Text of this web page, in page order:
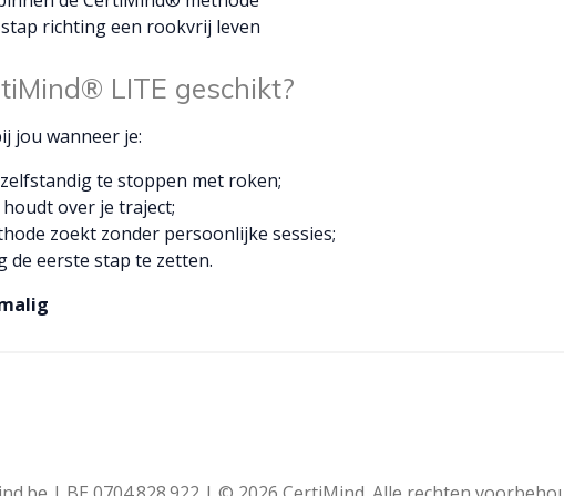
richting een rookvrij leven
LITE geschikt?
jou wanneer je:
te stoppen met roken;
over je traject;
zoekt zonder persoonlijke sessies;
de eerste stap te zetten.